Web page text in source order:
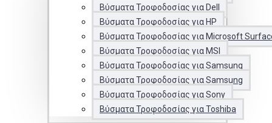
Βύσματα Τροφοδοσίας για Dell
Βύσματα Τροφοδοσίας για HP
Βύσματα Τροφοδοσίας για Microsoft
Βύσματα Τροφοδοσίας για MSI
Βύσματα Τροφοδοσίας για Samsung
Βύσματα Τροφοδοσίας για Samsung
Βύσματα Τροφοδοσίας για Sony
Βύσματα Τροφοδοσίας για Toshiba